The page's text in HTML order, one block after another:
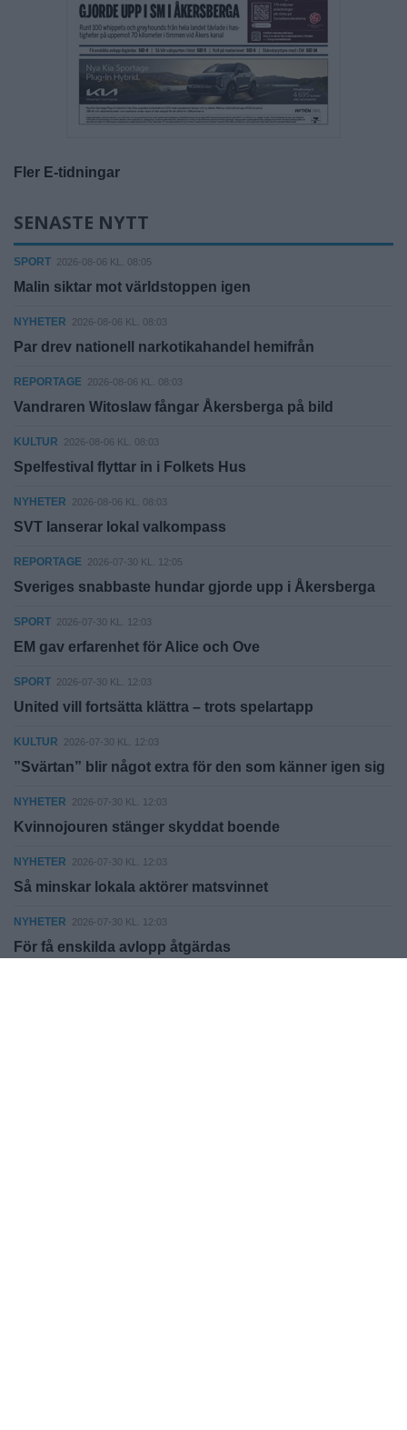
Fler E-tidningar
SENASTE NYTT
SPORT 2026-08-06 KL. 08:05
Malin siktar mot världstoppen igen
NYHETER 2026-08-06 KL. 08:03
Par drev nationell narkotikahandel hemifrån
REPORTAGE 2026-08-06 KL. 08:03
Vandraren Witoslaw fångar Åkersberga på bild
KULTUR 2026-08-06 KL. 08:03
Spelfestival flyttar in i Folkets Hus
NYHETER 2026-08-06 KL. 08:03
SVT lanserar lokal valkompass
REPORTAGE 2026-07-30 KL. 12:05
Sveriges snabbaste hundar gjorde upp i Åkersberga
SPORT 2026-07-30 KL. 12:03
EM gav erfarenhet för Alice och Ove
SPORT 2026-07-30 KL. 12:03
United vill fortsätta klättra – trots spelartapp
KULTUR 2026-07-30 KL. 12:03
”Svärtan” blir något extra för den som känner igen sig
NYHETER 2026-07-30 KL. 12:03
Kvinnojouren stänger skyddat boende
NYHETER 2026-07-30 KL. 12:03
Så minskar lokala aktörer matsvinnet
NYHETER 2026-07-30 KL. 12:03
För få enskilda avlopp åtgärdas